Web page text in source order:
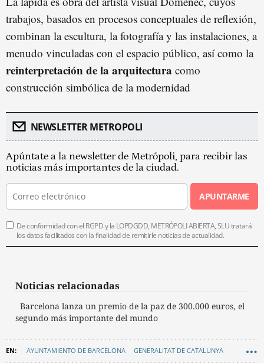
trabajos, basados en procesos conceptuales de reflexión,
combinan la escultura, la fotografía y las instalaciones, a
menudo vinculadas con el espacio público, así como la
reinterpretación de la arquitectura como
construcción simbólica de la modernidad
NEWSLETTER METROPOLI
Apúntate a la newsletter de Metrópoli, para recibir las
noticias más importantes de la ciudad.
APUNTARME
De conformidad con el RGPD y la LOPDGDD, METRÓPOLI ABIERTA, SLU tratará
los datos facilitados con la finalidad de remitirle noticias de actualidad.
Noticias relacionadas
Barcelona lanza un premio de la paz de 300.000 euros, el
segundo más importante del mundo
AYUNTAMIENTO DE BARCELONA GENERALITAT DE CATALUNYA